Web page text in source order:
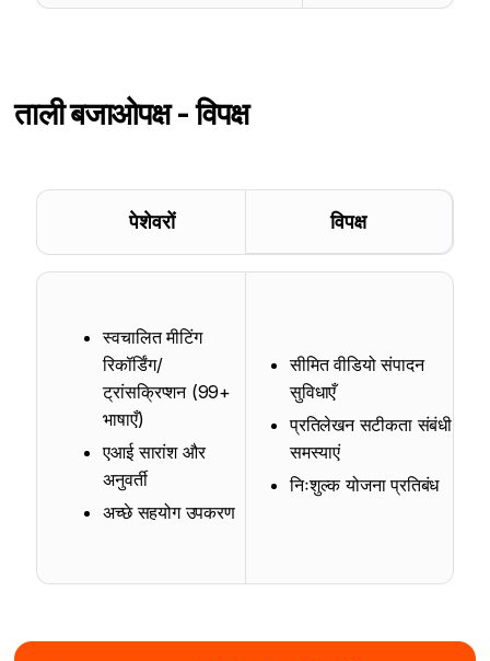
ताली बजाओपक्ष - विपक्ष
पेशेवरों विपक्ष
स्वचालित मीटिंग
रिकॉर्डिंग/
ट्रांसक्रिप्शन (99+
भाषाएँ)
एआई सारांश और
अनुवर्ती
अच्छे सहयोग उपकरण
सीमित वीडियो संपादन
सुविधाएँ
प्रतिलेखन सटीकता संबंधी
समस्याएं
निःशुल्क योजना प्रतिबंध